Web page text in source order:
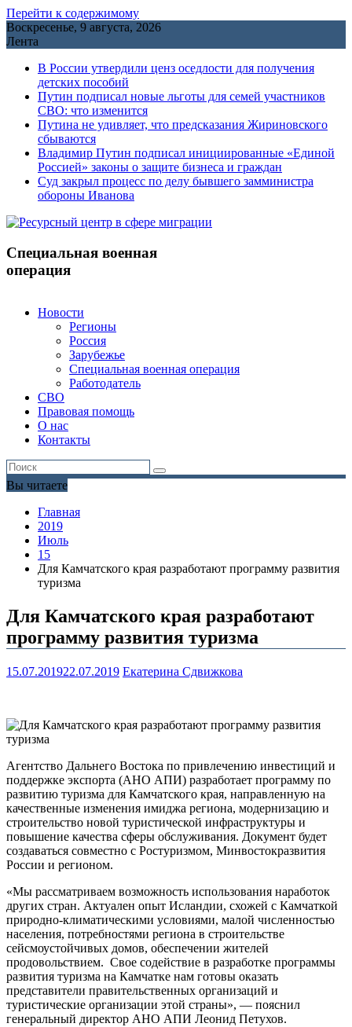
Перейти к содержимому
Воскресенье, 9 августа, 2026
Лента
В России утвердили ценз оседлости для получения
детских пособий
Путин подписал новые льготы для семей участников
СВО: что изменится
Путина не удивляет, что предсказания Жириновского
сбываются
Владимир Путин подписал инициированные «Единой
Россией» законы о защите бизнеса и граждан
Cуд закрыл процесс по делу бывшего замминистра
обороны Иванова
Специальная военная
операция
Новости
Регионы
Россия
Зарубежье
Специальная военная операция
Работодатель
СВО
Правовая помощь
О нас
Контакты
Вы читаете
Главная
2019
Июль
15
Для Камчатского края разработают программу развития
туризма
Для Камчатского края разработают
программу развития туризма
15.07.201922.07.2019 Екатерина Сдвижкова
Агентство Дальнего Востока по привлечению инвестиций и
поддержке экспорта (АНО АПИ) разработает программу по
развитию туризма для Камчатского края, направленную на
качественные изменения имиджа региона, модернизацию и
строительство новой туристической инфраструктуры и
повышение качества сферы обслуживания. Документ будет
создаваться совместно с Ростуризмом, Минвостокразвития
России и регионом.
«Мы рассматриваем возможность использования наработок
других стран. Актуален опыт Исландии, схожей с Камчаткой
природно-климатическими условиями, малой численностью
населения, потребностями региона в строительстве
сейсмоустойчивых домов, обеспечении жителей
продовольствием. Свое содействие в разработке программы
развития туризма на Камчатке нам готовы оказать
представители правительственных организаций и
туристические организации этой страны», — пояснил
генеральный директор АНО АПИ Леонид Петухов.